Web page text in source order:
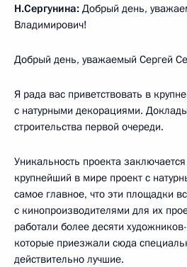
Н.Сергунина: Добрый день,
Владимирович!
Добрый день, уважаемый Сергей
Я рада вас приветствовать в
с натурными декорациями.
строительства первой очереди.
Уникальность проекта
крупнейший в мире проект с
самое главное, что эти площадки
с кинопроизводителями для их
работали более десяти
которые приезжали сюда
действительно лучшие.